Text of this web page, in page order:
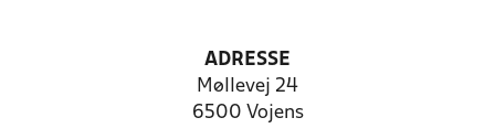
ADRESSE
Møllevej 24
6500 Vojens